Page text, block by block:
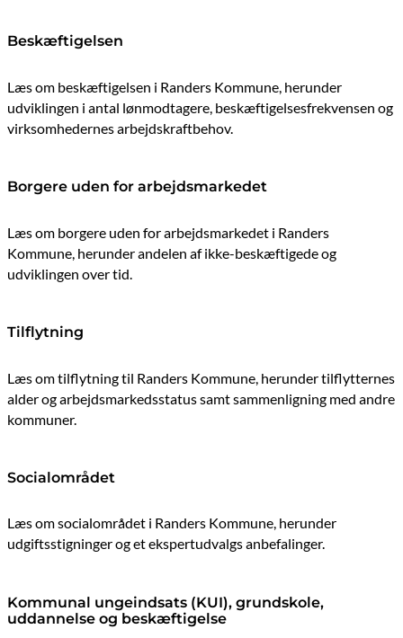
Beskæftigelsen
Læs om beskæftigelsen i Randers Kommune, herunder
udviklingen i antal lønmodtagere, beskæftigelsesfrekvensen og
virksomhedernes arbejdskraftbehov.
Borgere uden for arbejdsmarkedet
Læs om borgere uden for arbejdsmarkedet i Randers
Kommune, herunder andelen af ikke-beskæftigede og
udviklingen over tid.
Tilflytning
Læs om tilflytning til Randers Kommune, herunder tilflytternes
alder og arbejdsmarkedsstatus samt sammenligning med andre
kommuner.
Socialområdet
Læs om socialområdet i Randers Kommune, herunder
udgiftsstigninger og et ekspertudvalgs anbefalinger.
Kommunal ungeindsats (KUI), grundskole,
uddannelse og beskæftigelse